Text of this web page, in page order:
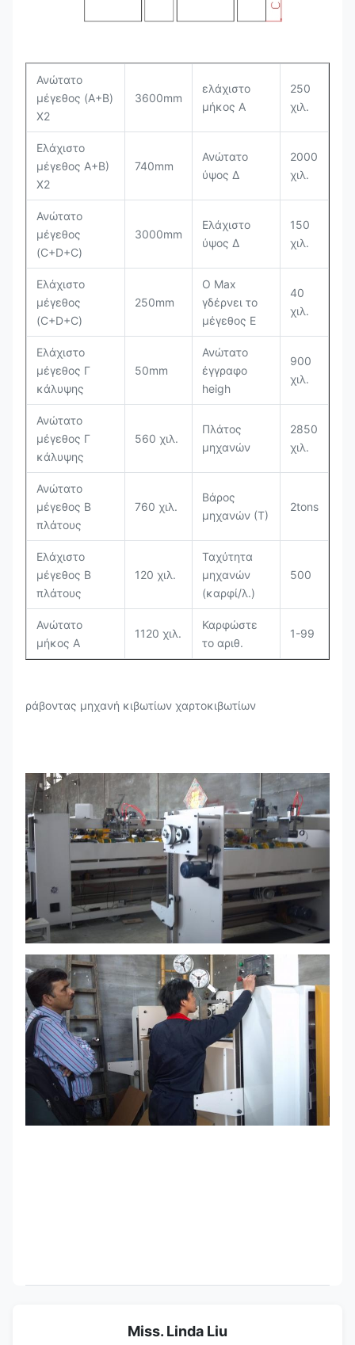
Ανώτατο
μέγεθος (A+B)
X2
3600mm
ελάχιστο
μήκος Α
250
χιλ.
Ελάχιστο
μέγεθος A+B)
X2
740mm
Ανώτατο
ύψος Δ
2000
χιλ.
Ανώτατο
μέγεθος
(C+D+C)
3000mm
Ελάχιστο
ύψος Δ
150
χιλ.
Ελάχιστο
μέγεθος
(C+D+C)
250mm
Ο Max
γδέρνει το
μέγεθος Ε
40
χιλ.
Ελάχιστο
μέγεθος Γ
κάλυψης
50mm
Ανώτατο
έγγραφο
heigh
900
χιλ.
Ανώτατο
μέγεθος Γ
κάλυψης
560 χιλ.
Πλάτος
μηχανών
2850
χιλ.
Ανώτατο
μέγεθος Β
πλάτους
760 χιλ.
Βάρος
μηχανών (Τ)
2tons
Ελάχιστο
μέγεθος Β
πλάτους
120 χιλ.
Ταχύτητα
μηχανών
(καρφί/λ.)
500
Ανώτατο
μήκος Α
1120 χιλ.
Καρφώστε
το αριθ.
1-99
ράβοντας μηχανή κιβωτίων χαρτοκιβωτίων
Miss. Linda Liu